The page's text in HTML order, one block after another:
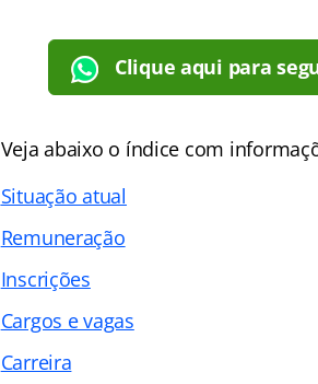
Clique aqui para
Veja abaixo o índice com
Situação atual
Remuneração
Inscrições
Cargos e vagas
Carreira